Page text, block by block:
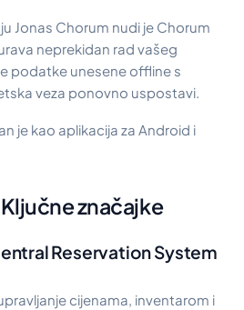
Jonas Chorum nudi je Chorum
neprekidan rad vašeg
podatke unesene offline s
veza ponovno uspostavi.
je kao aplikacija za Android i
značajke
Reservation System
cijenama, inventarom i